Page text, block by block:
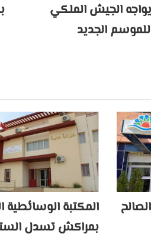
الجيش الملكي
الجديد
المكتبة الوسائطية
بمراكش تسدل